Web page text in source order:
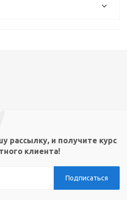
рассылку, и получите курс
клиента!